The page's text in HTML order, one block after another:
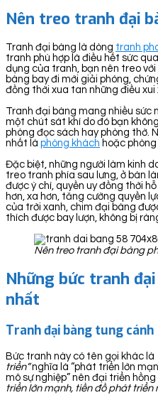
Nên treo tranh đại
Tranh đại bàng là dòng tranh
tranh phù hợp là điều hết sức
dụng của tranh, bạn nên treo
bàng bay đi mới giải phóng,
đồng thời xua tan những điều xui
Tranh đại bàng mang nhiều sức
một chút sát khí do đó bạn
phòng đọc sách hay phòng thờ.
nhất là phòng khách hoặc
Đặc biệt, những người làm kinh
treo tranh phía sau lưng, ở bàn
được ý chí, quyền uy đồng thời
hơn, xa hơn, tăng cường quyền
của trời xanh, chim đại bàng
thích được bay lượn, không bị
Nên treo tranh đại bàng
Những bức tranh
nhất
Tranh đại bàng tung cánh
Bức tranh này có tên gọi khác là
triển”nghĩa là “phát triển lớn
mô sự nghiệp” nên đại triển
triển lớn mạnh, tiền đồ phát triển